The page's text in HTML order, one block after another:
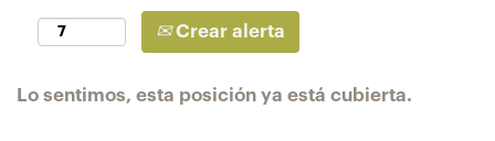
Crear alerta
Lo sentimos, esta posición ya está cubierta.